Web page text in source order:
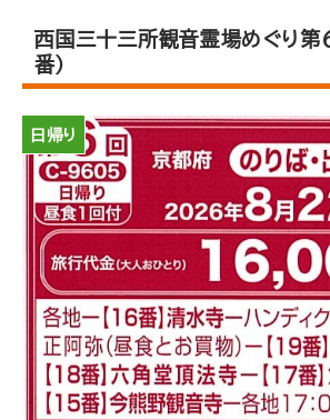
西国三十三所観音霊場めぐり第
番）
日帰り